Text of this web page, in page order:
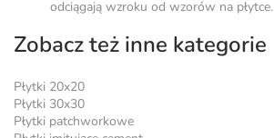
odciągają wzroku od wzorów na płytce.
Zobacz też inne kategorie
Płytki 20x20
Płytki 30x30
Płytki patchworkowe